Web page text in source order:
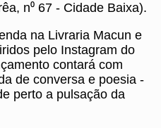
n⁰ 67 - Cidade Baixa).
na Livraria Macun e
pelo Instagram do
contará com
de conversa e poesia -
perto a pulsação da